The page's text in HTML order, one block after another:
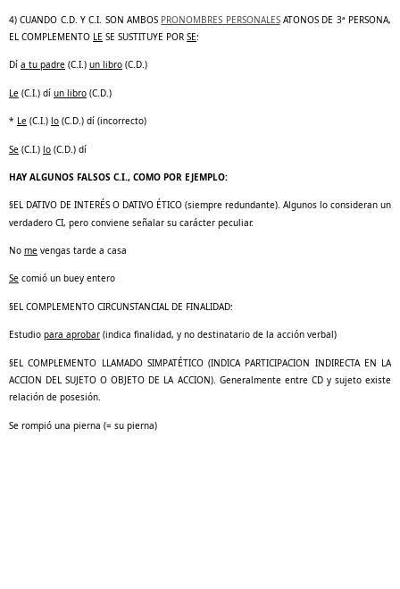
4) CUANDO C.D. Y C.I. SON AMBOS PRONOMBRES PERSONALESATONOS DE 3ª PERSONA,
EL COMPLEMENTO LE SE SUSTITUYE POR SE:
Dí a tu padre (C.I.) un libro (C.D.)
Le (C.I.) dí un libro (C.D.)
* Le (C.I.) lo (C.D.) dí (incorrecto)
Se (C.I.) lo (C.D.) dí
HAY ALGUNOS FALSOS C.I., COMO POR EJEMPLO:
§EL DATIVO DE INTERÉS O DATIVO ÉTICO (siempre redundante). Algunos lo consideran un
verdadero CI, pero conviene señalar su carácter peculiar.
No me vengas tarde a casa
Se comió un buey entero
§EL COMPLEMENTO CIRCUNSTANCIAL DE FINALIDAD:
Estudio para aprobar (indica finalidad, y no destinatario de la acción verbal)
§EL COMPLEMENTO LLAMADO SIMPATÉTICO (INDICA PARTICIPACION INDIRECTA EN LA
ACCION DEL SUJETO O OBJETO DE LA ACCION). Generalmente entre CD y sujeto existe
relación de posesión.
Se rompió una pierna (= su pierna)